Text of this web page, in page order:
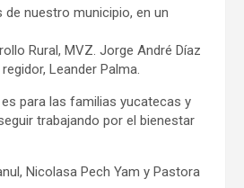
nuestro municipio, en un
Rural, MVZ. Jorge André Díaz
Leander Palma.
para las familias yucatecas y
trabajando por el bienestar
Nicolasa Pech Yam y Pastora